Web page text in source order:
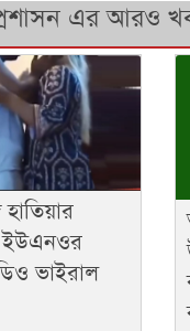
এর আরও
হাতিয়ার
ভাইরাল